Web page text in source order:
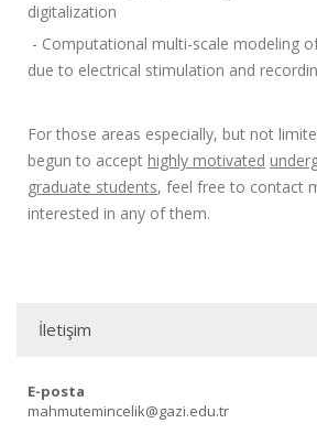
digitalization
- Computational multi-scale modeling
due to electrical stimulation and
For those areas especially, but not
begun to accept highly motivated
graduate students, feel free to contact
interested in any of them.
İletişim
E-posta
mahmutemincelik@gazi.edu.tr